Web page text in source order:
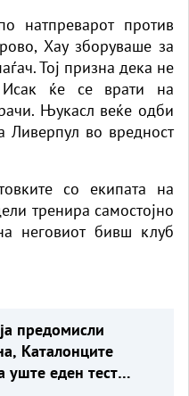
натпреварот против
Хау зборуваше за
Тој призна дека не
ќе се врати на
Њукасл веќе одби
Ливерпул во вредност
со екипата на
тренира самостојно
неговиот бивш клуб
предомисли
Каталонците
уште еден тест